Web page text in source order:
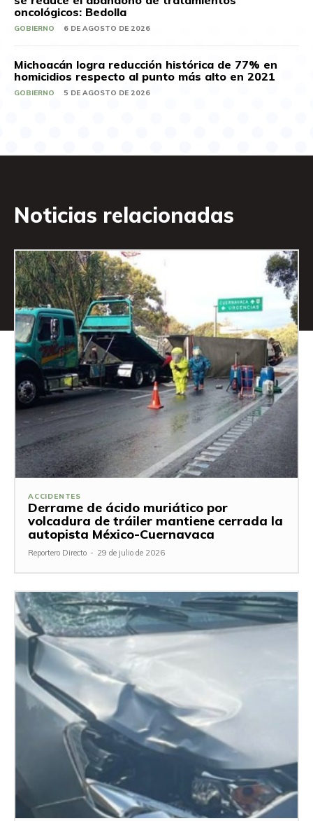
oncológicos: Bedolla
GOBIERNO 6 DE AGOSTO DE 2026
Michoacán logra reducción histórica de 77% en
homicidios respecto al punto más alto en 2021
GOBIERNO 5 DE AGOSTO DE 2026
Noticias relacionadas
ACCIDENTES
Derrame de ácido muriático por
volcadura de tráiler mantiene cerrada la
autopista México-Cuernavaca
Reportero Directo - 29 de julio de 2026